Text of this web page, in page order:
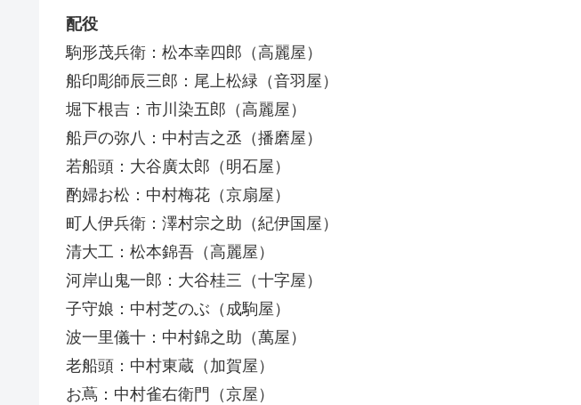
配役
駒形茂兵衛：松本幸四郎（高麗屋）
船印彫師辰三郎：尾上松緑（音羽屋）
堀下根吉：市川染五郎（高麗屋）
船戸の弥八：中村吉之丞（播磨屋）
若船頭：大谷廣太郎（明石屋）
酌婦お松：中村梅花（京扇屋）
町人伊兵衛：澤村宗之助（紀伊国屋）
清大工：松本錦吾（高麗屋）
河岸山鬼一郎：大谷桂三（十字屋）
子守娘：中村芝のぶ（成駒屋）
波一里儀十：中村錦之助（萬屋）
老船頭：中村東蔵（加賀屋）
お蔦：中村雀右衛門（京屋）